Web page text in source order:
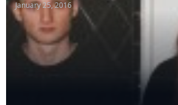
January 25, 2016